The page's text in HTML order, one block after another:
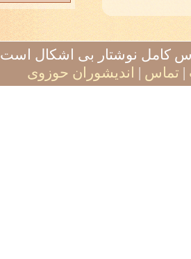
کامل نوشتار بی اشکال است
| تماس | اندیشوران حوزوی